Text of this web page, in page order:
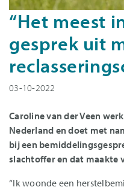
“Het meest
gesprek uit
03-10-2022
Caroline van der Veen
Nederland en doet met
bij een
slachtoffer en dat maakte
“Ik woonde een